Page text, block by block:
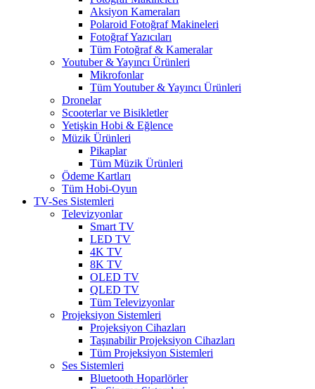
Aksiyon Kameraları
Polaroid Fotoğraf Makineleri
Fotoğraf Yazıcıları
Tüm Fotoğraf & Kameralar
Youtuber & Yayıncı Ürünleri
Mikrofonlar
Tüm Youtuber & Yayıncı Ürünleri
Dronelar
Scooterlar ve Bisikletler
Yetişkin Hobi & Eğlence
Müzik Ürünleri
Pikaplar
Tüm Müzik Ürünleri
Ödeme Kartları
Tüm Hobi-Oyun
TV-Ses Sistemleri
Televizyonlar
Smart TV
LED TV
4K TV
8K TV
OLED TV
QLED TV
Tüm Televizyonlar
Projeksiyon Sistemleri
Projeksiyon Cihazları
Taşınabilir Projeksiyon Cihazları
Tüm Projeksiyon Sistemleri
Ses Sistemleri
Bluetooth Hoparlörler